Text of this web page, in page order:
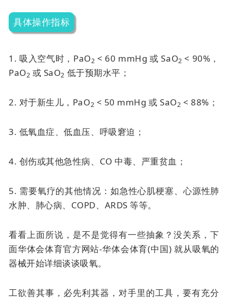
具体操作指标
1. 吸入空气时，PaO2 < 60 mmHg 或 SaO2 < 90%，
PaO2 或 SaO2 低于预期水平；
2. 对于新生儿，PaO2 < 50 mmHg 或 SaO2 < 88%；
3. 低氧血症、低血压、呼吸窘迫；
4. 创伤或其他急性病、CO 中毒、严重贫血；
5. 需要氧疗的其他情况：如急性心肌梗塞、心源性肺
水肿、肺心病、COPD、ARDS 等等。
看看上面所说，是不是觉得有一些抽象？没关系，下
面华体会体育官方网站-华体会体育(中国) 就从吸氧的
器械开始详细谈谈吸氧。
工欲善其事，必先利其器，对手里的工具，要有充分